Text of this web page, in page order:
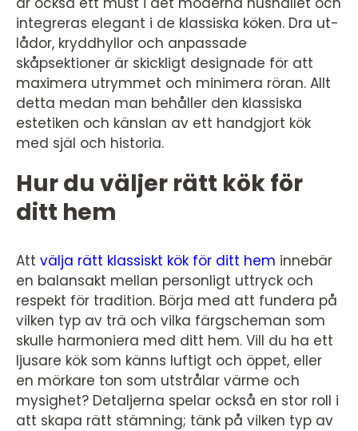
integreras elegant i de klassiska köken. Dra ut-
lådor, kryddhyllor och anpassade
skåpsektioner är skickligt designade för att
maximera utrymmet och minimera röran. Allt
detta medan man behåller den klassiska
estetiken och känslan av ett handgjort kök
med själ och historia.
Hur du väljer rätt kök för
ditt hem
Att välja rätt klassiskt kök för ditt hem innebär
en balansakt mellan personligt uttryck och
respekt för tradition. Börja med att fundera på
vilken typ av trä och vilka färgscheman som
skulle harmoniera med ditt hem. Vill du ha ett
ljusare kök som känns luftigt och öppet, eller
en mörkare ton som utstrålar värme och
mysighet? Detaljerna spelar också en stor roll i
att skapa rätt stämning; tänk på vilken typ av